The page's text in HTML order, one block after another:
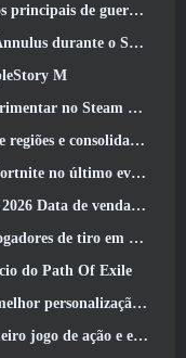
atualização Realm Divided Part II
o Steam Next Fest
M
no Steam Next Fest
de servidores
evento de colaboração
de venda de ingressos
tiro em terceira pessoa
do Path Of Exile
de personagens
espacial” Star Wrath